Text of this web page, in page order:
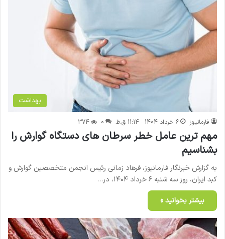
بهداشت
فارمانیوز 6 خرداد 1404 - 11:14 ق.ظ 0
374
مهم ترین عامل خطر سرطان های دستگاه گوارش را
بشناسیم
به گزارش خبرنگار فارمانیوز، فرهاد زمانی رئیس انجمن متخصصین گوارش و
کبد ایران، روز سه شنبه ۶ خرداد ۱۴۰۴، در…
بیشتر بخوانید »